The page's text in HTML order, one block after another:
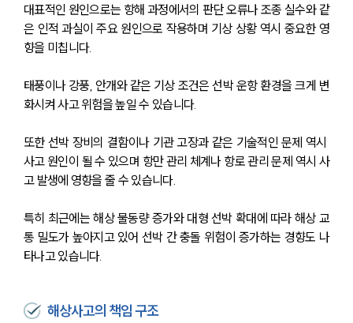
대표적인 원인으로는 항해 과정에서의 판단 오류나 조종 실수와 같
은 인적 과실이 주요 원인으로 작용하며 기상 상황 역시 중요한 영
향을 미칩니다.
태풍이나 강풍, 안개와 같은 기상 조건은 선박 운항 환경을 크게 변
화시켜 사고 위험을 높일 수 있습니다.
또한 선박 장비의 결함이나 기관 고장과 같은 기술적인 문제 역시
사고 원인이 될 수 있으며 항만 관리 체계나 항로 관리 문제 역시 사
고 발생에 영향을 줄 수 있습니다.
특히 최근에는 해상 물동량 증가와 대형 선박 확대에 따라 해상 교
통 밀도가 높아지고 있어 선박 간 충돌 위험이 증가하는 경향도 나
타나고 있습니다.
해상사고의 책임 구조